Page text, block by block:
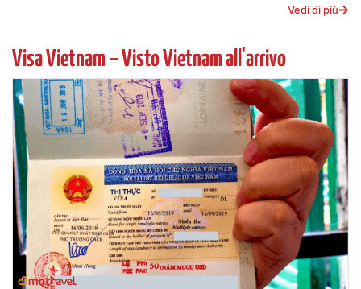
Vedi di più
Visa Vietnam – Visto Vietnam all'arrivo